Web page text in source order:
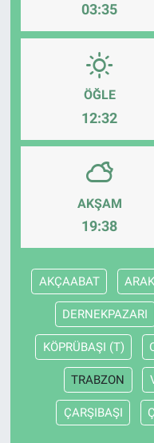
03:35
ÖĞLE
12:32
AKŞAM
19:38
AKÇAABAT
DERNEKPAZARI
KÖPRÜBAŞI (T)
TRABZON
ÇARŞIBAŞI
Çevre
Magazin
Bilim ve Teknoloji